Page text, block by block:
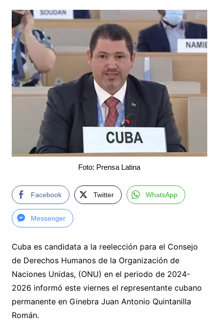
Foto: Prensa Latina
Facebook Twitter WhatsApp
Messenger
Cuba es candidata a la reelección para el Consejo
de Derechos Humanos de la Organización de
Naciones Unidas, (ONU) en el periodo de 2024-
2026 informó este viernes el representante cubano
permanente en Ginebra Juan Antonio Quintanilla
Román.